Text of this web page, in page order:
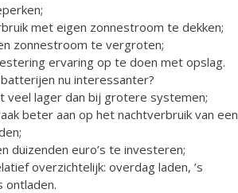
met eigen zonnestroom te dekken;
zonnestroom te vergroten;
ervaring op te doen met opslag.
nu interessanter?
veel lager dan bij grotere systemen;
beter aan op het nachtverbruik van een
duizenden euro’s te investeren;
overzichtelijk: overdag laden, ’s
ontladen.